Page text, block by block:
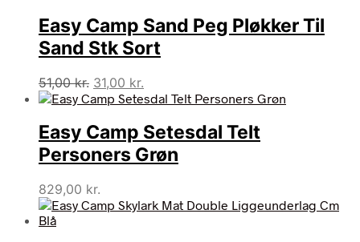
Easy Camp Sand Peg Pløkker Til
Sand Stk Sort
51,00kr. Den
oprindelige
var:
51,00 kr..
31,00 kr.
aktuelle
er:
31,00 kr..
Easy Camp Setesdal Telt
Personers Grøn
829,00 kr.